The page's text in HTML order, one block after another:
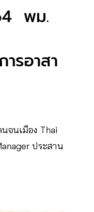
พม.
รอาสา
จนเมือง Thai
ประสาน